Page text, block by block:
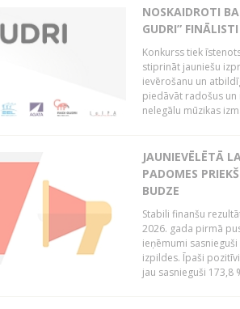
NOSKAIDROTI
GUDRI” FINĀLISTI
Konkurss tiek
stiprināt jauniešu
ievērošanu un
piedāvāt radošus
nelegālu mūzikas
JAUNIEVĒLĒTĀ
PADOMES
BUDZE
Stabili finanšu
2026. gada pirmā
ieņēmumi
izpildes. Īpaši
jau sasnieguši 173,8